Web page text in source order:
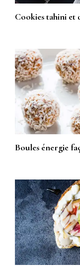
Cookies tahini et
Boules énergie